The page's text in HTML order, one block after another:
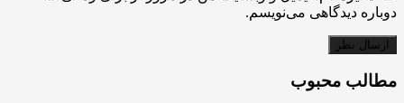
دوباره دیدگاهی می‌نویسم.
مطالب محبوب